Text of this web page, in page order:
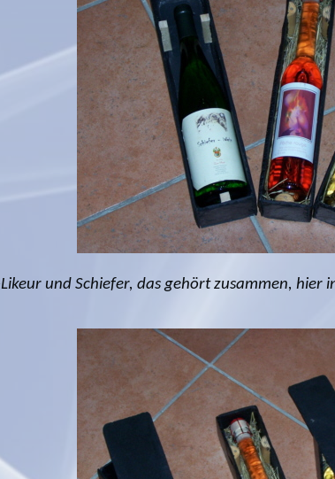
und Schiefer, das gehört zusammen, hier